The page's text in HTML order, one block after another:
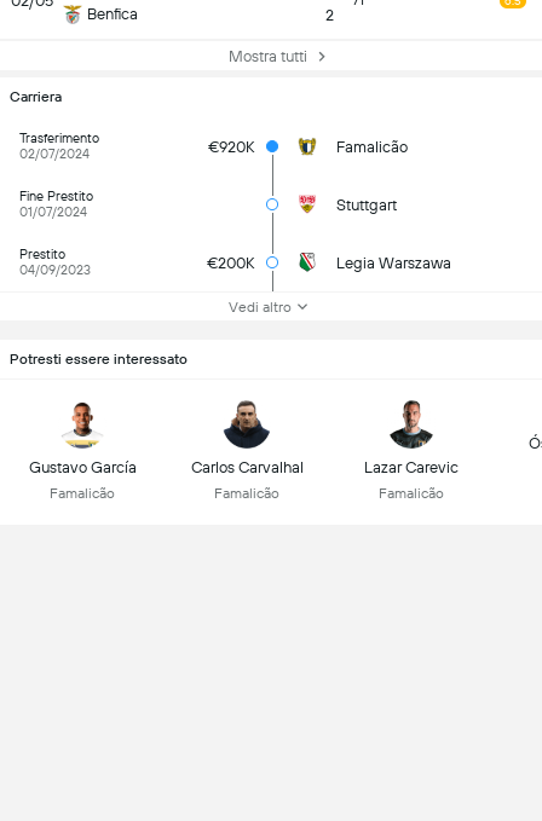
Benfica
2
Mostra tutti
Carriera
Trasferimento
02/07/2024
€920K Famalicão
Fine Prestito
01/07/2024
Stuttgart
Prestito
04/09/2023
€200K Legia Warszawa
Vedi altro
Potresti essere interessato
Gustavo García
Famalicão
Carlos Carvalhal
Famalicão
Lazar Carevic
Famalicão